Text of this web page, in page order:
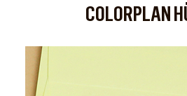
COLORPLAN